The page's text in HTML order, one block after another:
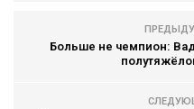
Больше не чемпион: